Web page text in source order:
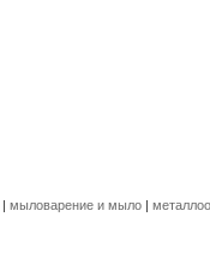
| мыловарение и мыло |